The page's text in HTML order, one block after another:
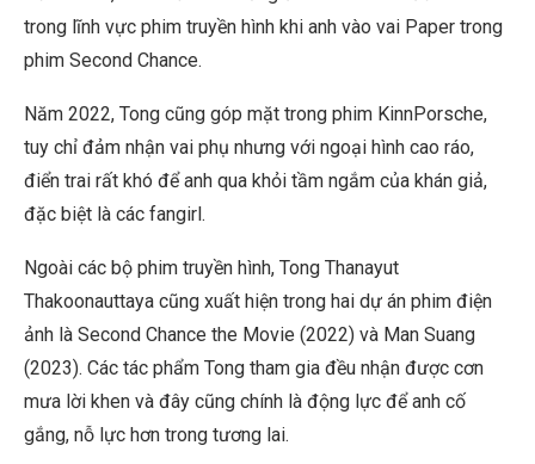
trong lĩnh vực phim truyền hình khi anh vào vai Paper trong
phim Second Chance.
Năm 2022, Tong cũng góp mặt trong phim KinnPorsche,
tuy chỉ đảm nhận vai phụ nhưng với ngoại hình cao ráo,
điển trai rất khó để anh qua khỏi tầm ngắm của khán giả,
đặc biệt là các fangirl.
Ngoài các bộ phim truyền hình, Tong Thanayut
Thakoonauttaya cũng xuất hiện trong hai dự án phim điện
ảnh là Second Chance the Movie (2022) và Man Suang
(2023). Các tác phẩm Tong tham gia đều nhận được cơn
mưa lời khen và đây cũng chính là động lực để anh cố
gắng, nỗ lực hơn trong tương lai.